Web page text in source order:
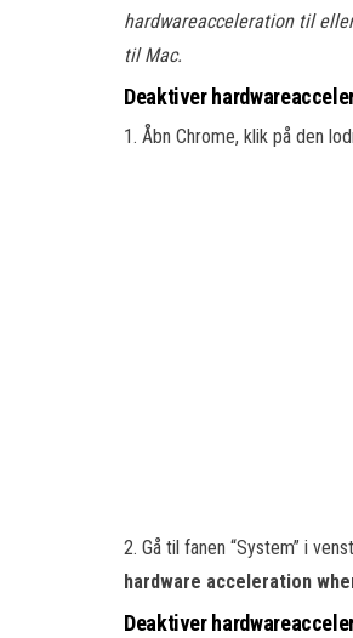
hardwareacceleration til
til Mac.
Deaktiver
1. Åbn Chrome, klik på den
2. Gå til fanen “System” i
hardware acceleration
Deaktiver